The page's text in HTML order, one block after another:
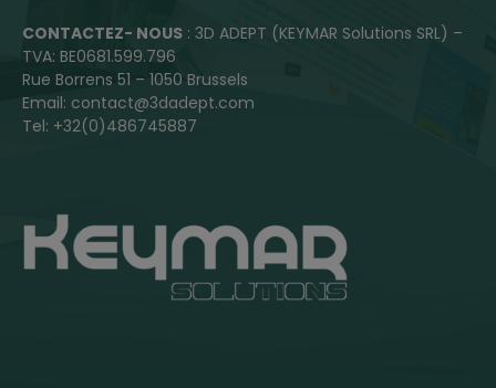
CONTACTEZ- NOUS : 3D ADEPT (KEYMAR Solutions SRL) –
TVA: BE0681.599.796
Rue Borrens 51 – 1050 Brussels
Email: contact@3dadept.com
Tel: +32(0)486745887